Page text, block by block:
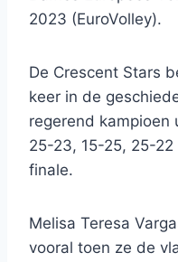
2023 (EuroVolley).
De Crescent Stars
keer in de
regerend kampioen
25-23, 15-25, 25-
finale.
Melisa Teresa
vooral toen ze de